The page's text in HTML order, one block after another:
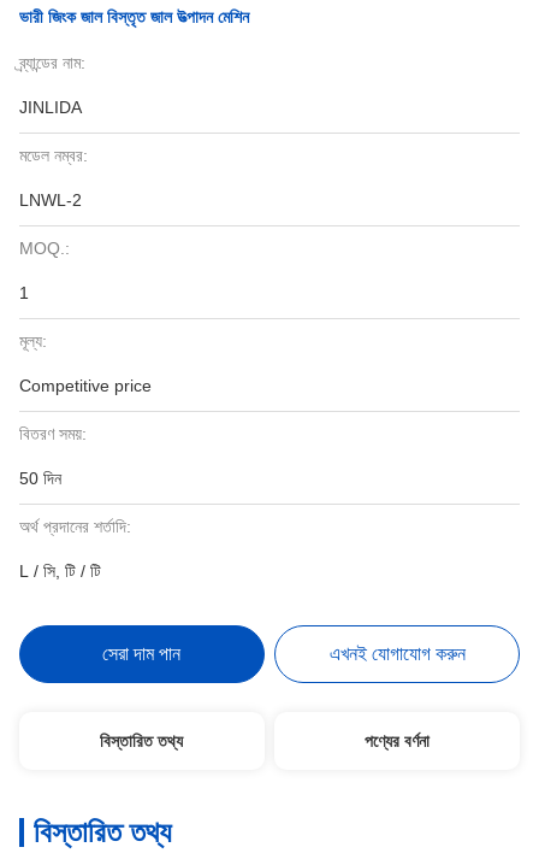
ভারী জিংক জাল বিস্তৃত জাল উত্পাদন মেশিন
ব্র্যান্ডের নাম:
JINLIDA
মডেল নম্বর:
LNWL-2
MOQ.:
1
মূল্য:
Competitive price
বিতরণ সময়:
50 দিন
অর্থ প্রদানের শর্তাদি:
L / সি, টি / টি
সেরা দাম পান এখনই যোগাযোগ করুন
বিস্তারিত তথ্য পণ্যের বর্ণনা
বিস্তারিত তথ্য